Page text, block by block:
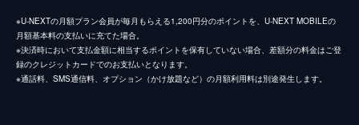
※U-NEXTの月額プラン会員が毎月もらえる1,200円分のポイントを、U-NEXT MOBILEの
月額基本料の支払いに充てた場合。
※決済時において支払金額に相当するポイントを保有していない場合、差額分の料金はご登
録のクレジットカードでのお支払いとなります。
※通話料、SMS通信料、オプション（かけ放題など）の月額利用料は別途発生します。